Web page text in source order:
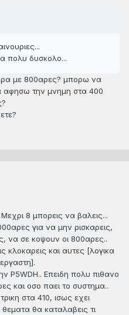
πολυ δυσκολο...
με 800αρες? μπορω να
την μνημη στα 400
8 μπορεις να βαλεις...
για να μην ρισκαρεις,
να σε κοψουν οι 800αρες..
κλοκαρεις και αυτες [λογικα
P5WDH.. Επειδη πολυ πιθανο
και οσο παει το συστημα..
στα 410, ισως εχει
θα καταλαβεις τι